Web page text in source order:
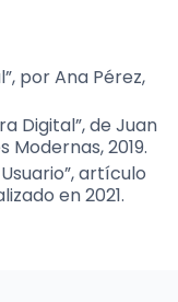
por Ana Pérez,
Digital”, de Juan
Modernas, 2019.
artículo
en 2021.